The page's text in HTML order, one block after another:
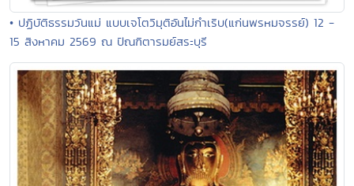
• ปฏิบัติธรรมวันแม่ แบบเจโตวิมุติอันไม่กำเริบ(แก่นพรหมจรรย์) 12 -
15 สิงหาคม 2569 ณ ปัณฑิตารมย์สระบุรี